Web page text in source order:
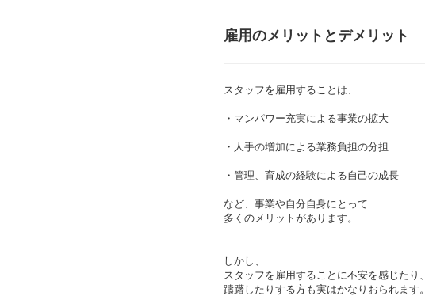
雇用のメリットとデメリット
スタッフを雇用することは、
・マンパワー充実による事業の拡大
・人手の増加による業務負担の分担
・管理、育成の経験による自己の成長
など、事業や自分自身にとって
多くのメリットがあります。
しかし、
スタッフを雇用することに不安を感じたり、
躊躇したりする方も実はかなりおられます。